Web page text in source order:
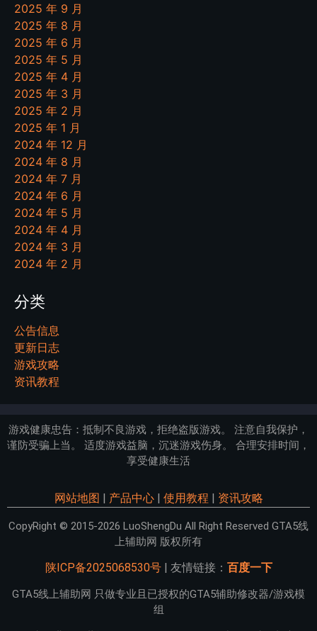
2025 年 9 月
2025 年 8 月
2025 年 6 月
2025 年 5 月
2025 年 4 月
2025 年 3 月
2025 年 2 月
2025 年 1 月
2024 年 12 月
2024 年 8 月
2024 年 7 月
2024 年 6 月
2024 年 5 月
2024 年 4 月
2024 年 3 月
2024 年 2 月
分类
公告信息
更新日志
游戏攻略
资讯教程
游戏健康忠告：抵制不良游戏，拒绝盗版游戏。 注意自我保护，
谨防受骗上当。 适度游戏益脑，沉迷游戏伤身。 合理安排时间，
享受健康生活
网站地图 | 产品中心| 使用教程 | 资讯攻略
CopyRight © 2015-2026 LuoShengDu All Right Reserved GTA5线
上辅助网 版权所有
陕ICP备2025068530号| 友情链接： 百度一下
GTA5线上辅助网 只做专业且已授权的GTA5辅助修改器/游戏模
组